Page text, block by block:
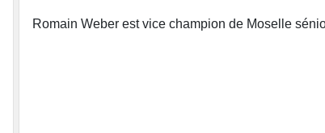
Romain Weber est vice champion de Moselle